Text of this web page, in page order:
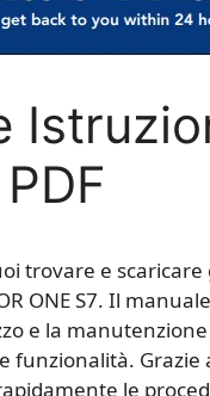
trovare e
ONE S7. Il
e la
funzionalità.
le